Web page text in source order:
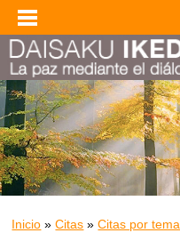
Inicio »Citas »Citas por tema